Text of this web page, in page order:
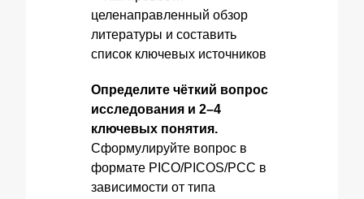
Определите чёткий вопрос
исследования и 2–4
ключевых понятия.
Сформулируйте вопрос в
формате PICO/PICOS/PCC в
зависимости от типа